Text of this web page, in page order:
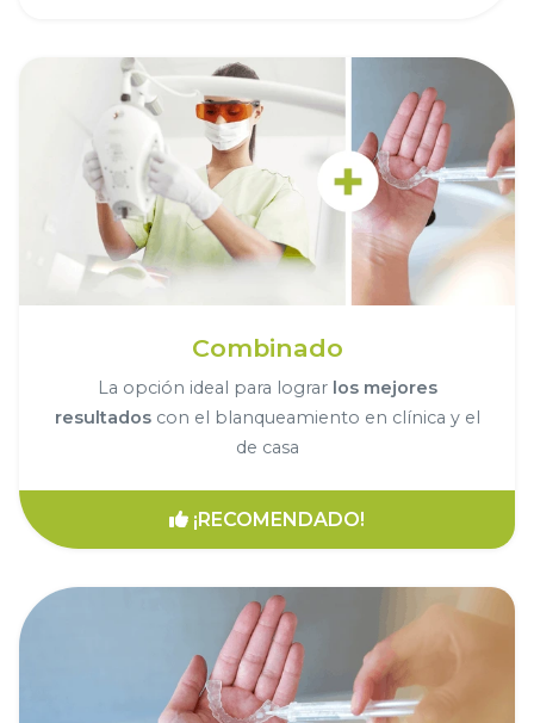
Combinado
La opción ideal para lograr los mejores
resultadoscon el blanqueamiento en clínica y el
de casa
¡RECOMENDADO!